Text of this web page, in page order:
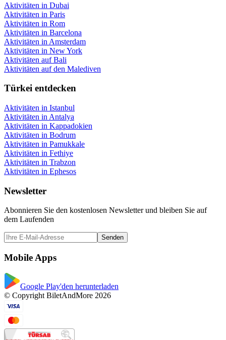
Aktivitäten in Dubai
Aktivitäten in Paris
Aktivitäten in Rom
Aktivitäten in Barcelona
Aktivitäten in Amsterdam
Aktivitäten in New York
Aktivitäten auf Bali
Aktivitäten auf den Malediven
Türkei entdecken
Aktivitäten in Istanbul
Aktivitäten in Antalya
Aktivitäten in Kappadokien
Aktivitäten in Bodrum
Aktivitäten in Pamukkale
Aktivitäten in Fethiye
Aktivitäten in Trabzon
Aktivitäten in Ephesos
Newsletter
Abonnieren Sie den kostenlosen Newsletter und bleiben Sie auf
dem Laufenden
Senden
Mobile Apps
Google Play'den herunterladen
© Copyright BiletAndMore 2026